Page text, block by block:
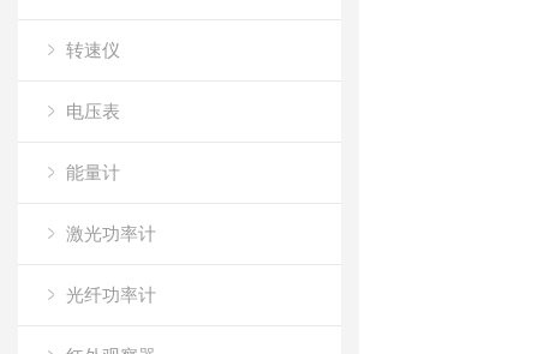
转速仪
电压表
能量计
激光功率计
光纤功率计